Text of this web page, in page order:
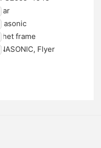
het frame
Flyer